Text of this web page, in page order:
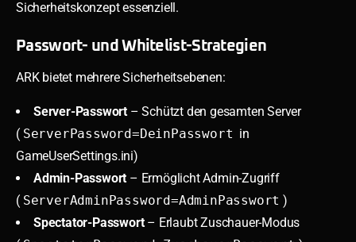
Sicherheitskonzept essenziell.
Passwort- und Whitelist-Strategien
ARK bietet mehrere Sicherheitsebenen:
Server-Passwort – Schützt den gesamten Server
( ServerPassword=DeinPasswort in
GameUserSettings.ini)
Admin-Passwort – Ermöglicht Admin-Zugriff
( ServerAdminPassword=AdminPasswort )
Spectator-Passwort– Erlaubt Zuschauer-Modus